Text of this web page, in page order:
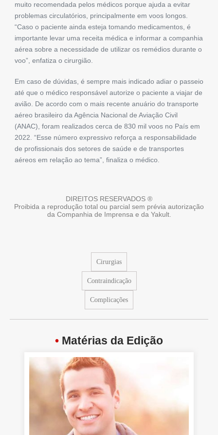
muito recomendada pelos médicos porque ajuda a evitar
problemas circulatórios, principalmente em voos longos.
“Caso o paciente ainda esteja tomando medicamentos, é
importante levar uma receita médica e informar a companhia
aérea sobre a necessidade de utilizar os remédios durante o
voo”, enfatiza o cirurgião.
Em caso de dúvidas, é sempre mais indicado adiar o passeio
até que o médico responsável autorize o paciente a viajar de
avião. De acordo com o mais recente anuário do transporte
aéreo brasileiro da Agência Nacional de Aviação Civil
(ANAC), foram realizados cerca de 830 mil voos no País em
2022. “Esse número expressivo reforça a responsabilidade
de profissionais dos setores de saúde e de transportes
aéreos em relação ao tema”, finaliza o médico.
DIREITOS RESERVADOS ®
Proibida a reprodução total ou parcial sem prévia autorização
da Companhia de Imprensa e da Yakult.
Cirurgias
Contraindicação
Complicações
• Matérias da Edição